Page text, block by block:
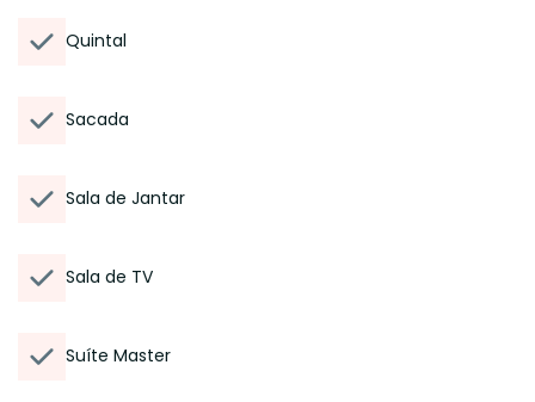
Quintal
Sacada
Sala de Jantar
Sala de TV
Suíte Master